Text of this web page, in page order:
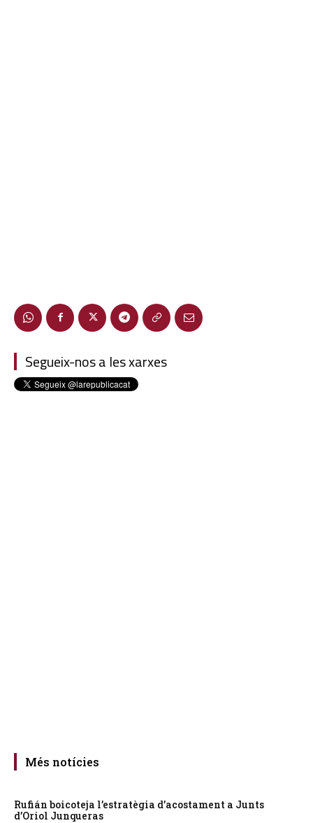
Segueix-nos a les xarxes
Més notícies
Rufián boicoteja l’estratègia d’acostament a Junts
d’Oriol Junqueras